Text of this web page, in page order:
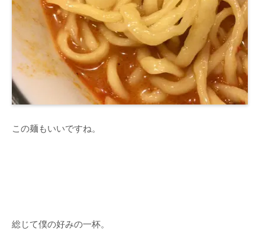
この麺もいいですね。
総じて僕の好みの一杯。